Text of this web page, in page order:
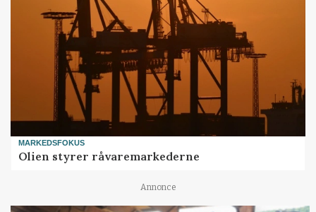
MARKEDSFOKUS
Olien styrer råvaremarkederne
Annonce